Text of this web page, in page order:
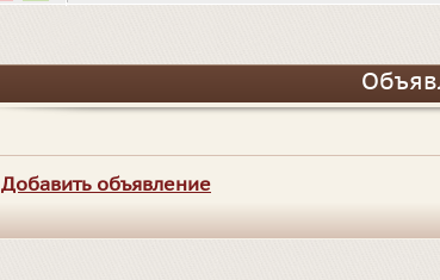
Добавить объявление